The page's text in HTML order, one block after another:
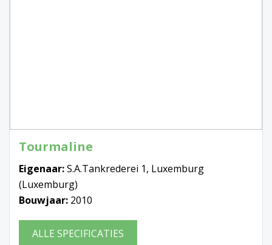
Tourmaline
Eigenaar:S.A.Tankrederei 1, Luxemburg
(Luxemburg)
Bouwjaar: 2010
ALLE SPECIFICATIES